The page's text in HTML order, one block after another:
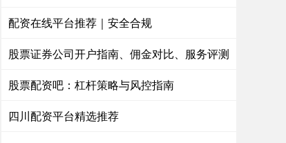
配资在线平台推荐｜安全合规
股票证券公司开户指南、佣金对比、服务评测
股票配资吧：杠杆策略与风控指南
四川配资平台精选推荐